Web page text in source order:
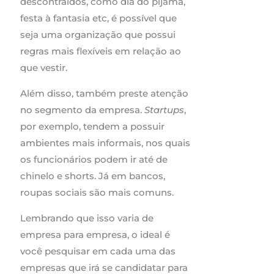
festa à fantasia etc, é possível que
seja uma organização que possui
regras mais flexíveis em relação ao
que vestir.
Além disso, também preste atenção
no segmento da empresa.Startups,
por exemplo, tendem a possuir
ambientes mais informais, nos quais
os funcionários podem ir até de
chinelo e shorts. Já em bancos,
roupas sociais são mais comuns.
Lembrando que isso varia de
empresa para empresa, o ideal é
você pesquisar em cada uma das
empresas que irá se candidatar para